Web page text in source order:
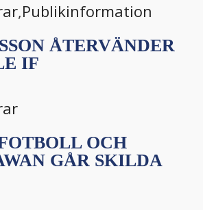
,Publikinformation
ÅTERVÄNDER
IF
OCH
GÅR SKILDA